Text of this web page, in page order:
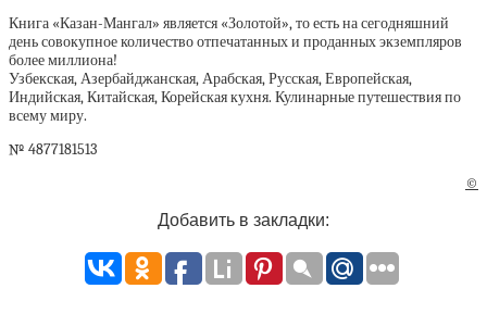
Книга «Казан-Мангал» является «Золотой», то есть на сегодняшний
день совокупное количество отпечатанных и проданных экземпляров
более миллиона!
Узбекская, Азербайджанская, Арабская, Русская, Европейская,
Индийская, Китайская, Корейская кухня. Кулинарные путешествия по
всему миру.
№ 4877181513
©
Добавить в закладки: